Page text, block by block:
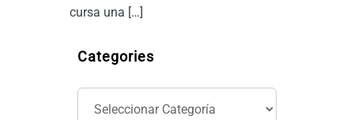
cursa una […]
Categories
C